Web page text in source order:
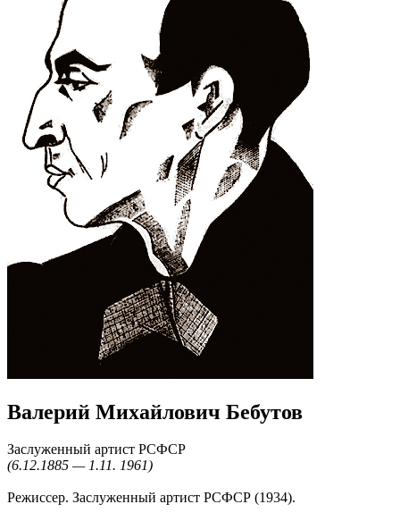
Валерий Михайлович Бебутов
Заслуженный артист РСФСР
(6.12.1885 — 1.11. 1961)
Режиссер. Заслуженный артист РСФСР (1934).